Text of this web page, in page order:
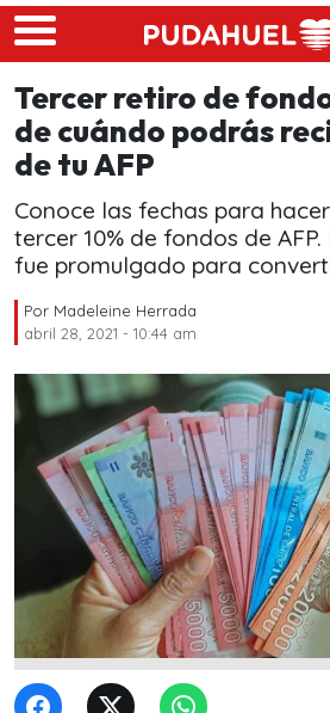
Skip to main content
Tercer retiro de
de cuándo podrás
de tu AFP
Conoce las fechas para
tercer 10% de fondos de
fue promulgado para
Por Madeleine Herrada
abril 28, 2021 - 10:44 am